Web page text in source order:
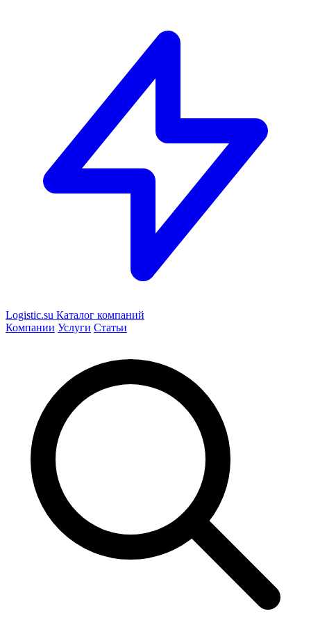
Logistic.su Каталог компаний
Компании Услуги Статьи